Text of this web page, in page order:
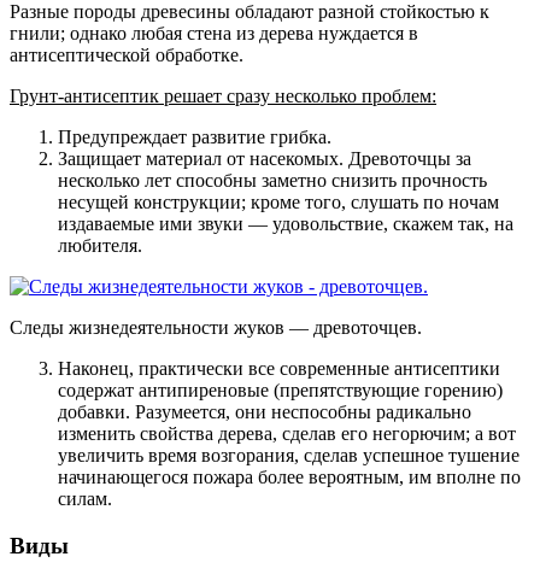
Разные породы древесины обладают разной стойкостью к
гнили; однако любая стена из дерева нуждается в
антисептической обработке.
Грунт-антисептик решает сразу несколько проблем:
Предупреждает развитие грибка.
Защищает материал от насекомых. Древоточцы за
несколько лет способны заметно снизить прочность
несущей конструкции; кроме того, слушать по ночам
издаваемые ими звуки — удовольствие, скажем так, на
любителя.
Следы жизнедеятельности жуков — древоточцев.
Наконец, практически все современные антисептики
содержат антипиреновые (препятствующие горению)
добавки. Разумеется, они неспособны радикально
изменить свойства дерева, сделав его негорючим; а вот
увеличить время возгорания, сделав успешное тушение
начинающегося пожара более вероятным, им вполне по
силам.
Виды